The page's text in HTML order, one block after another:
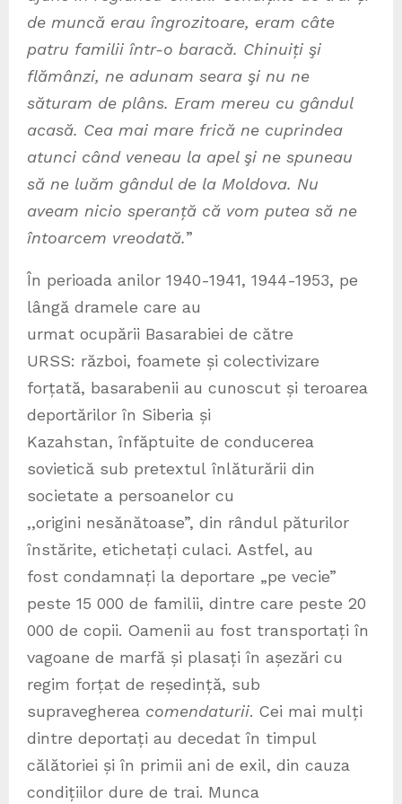
de muncă erau îngrozitoare, eram câte
patru familii într-o baracă. Chinuiți şi
flămânzi, ne adunam seara şi nu ne
săturam de plâns. Eram mereu cu gândul
acasă. Cea mai mare frică ne cuprindea
atunci când veneau la apel şi ne spuneau
să ne luăm gândul de la Moldova. Nu
aveam nicio speranță că vom putea să ne
întoarcem vreodată.”
În perioada anilor 1940-1941, 1944-1953, pe
lângă dramele care au
urmat ocupării Basarabiei de către
URSS: război, foamete și colectivizare
forțată, basarabenii au cunoscut și teroarea
deportărilor în Siberia și
Kazahstan, înfăptuite de conducerea
sovietică sub pretextul înlăturării din
societate a persoanelor cu
,,origini nesănătoase”, din rândul păturilor
înstărite, etichetați culaci. Astfel, au
fost condamnați la deportare „pe vecie”
peste 15 000 de familii, dintre care peste 20
000 de copii. Oamenii au fost transportați în
vagoane de marfă și plasați în așezări cu
regim forțat de reședință, sub
supravegherea comendaturii. Cei mai mulți
dintre deportați au decedat în timpul
călătoriei și în primii ani de exil, din cauza
condițiilor dure de trai. Munca